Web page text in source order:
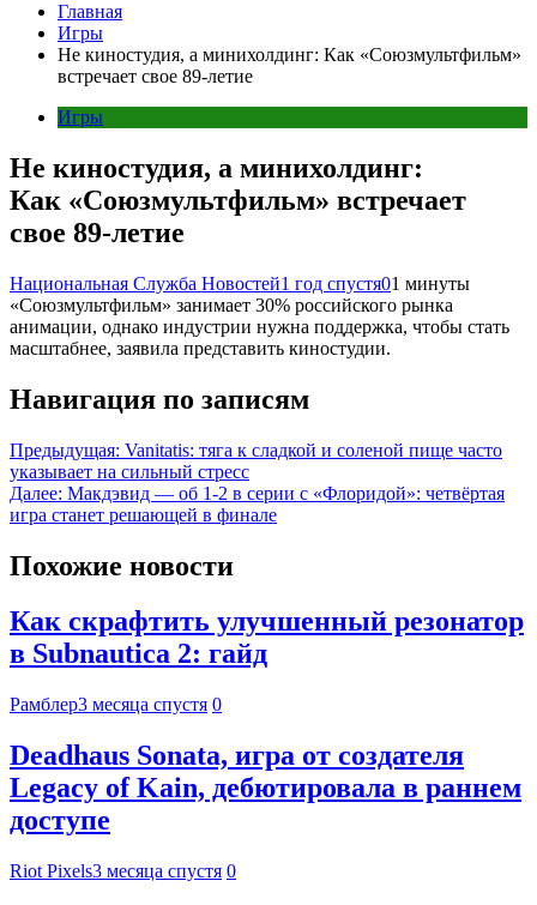
Главная
Игры
Не киностудия, а минихолдинг: Как «Союзмультфильм»
встречает свое 89-летие
Игры
Не киностудия, а минихолдинг:
Как «Союзмультфильм» встречает
свое 89-летие
Национальная Служба Новостей1 год спустя01 минуты
«Союзмультфильм» занимает 30% российского рынка
анимации, однако индустрии нужна поддержка, чтобы стать
масштабнее, заявила представить киностудии.
Навигация по записям
Предыдущая: Vanitatis: тяга к сладкой и соленой пище часто
указывает на сильный стресс
Далее: Макдэвид — об 1-2 в серии с «Флоридой»: четвёртая
игра станет решающей в финале
Похожие новости
Как скрафтить улучшенный резонатор
в Subnautica 2: гайд
Рамблер3 месяца спустя 0
Deadhaus Sonata, игра от создателя
Legacy of Kain, дебютировала в раннем
доступе
Riot Pixels3 месяца спустя 0